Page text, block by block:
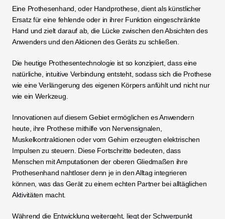
Eine Prothesenhand, oder Handprothese, dient als künstlicher
Ersatz für eine fehlende oder in ihrer Funktion eingeschränkte
Hand und zielt darauf ab, die Lücke zwischen den Absichten des
Anwenders und den Aktionen des Geräts zu schließen.
Die heutige Prothesentechnologie ist so konzipiert, dass eine
natürliche, intuitive Verbindung entsteht, sodass sich die Prothese
wie eine Verlängerung des eigenen Körpers anfühlt und nicht nur
wie ein Werkzeug.
Innovationen auf diesem Gebiet ermöglichen es Anwendern
heute, ihre Prothese mithilfe von Nervensignalen,
Muskelkontraktionen oder vom Gehirn erzeugten elektrischen
Impulsen zu steuern. Diese Fortschritte bedeuten, dass
Menschen mit Amputationen der oberen Gliedmaßen ihre
Prothesenhand nahtloser denn je in den Alltag integrieren
können, was das Gerät zu einem echten Partner bei alltäglichen
Aktivitäten macht.
Während die Entwicklung weitergeht, liegt der Schwerpunkt